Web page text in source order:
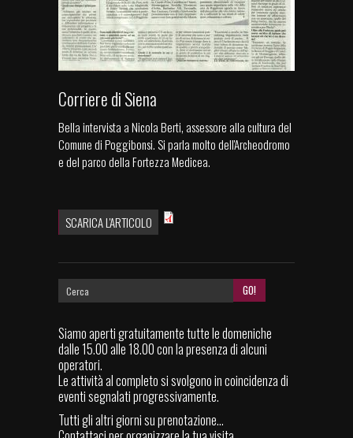
Corriere di Siena
Bella intervista a Nicola Berti, assessore alla cultura del
Comune di Poggibonsi. Si parla molto dell'Archeodromo
e del parco della Fortezza Medicea.
SCARICA L'ARTICOLO
Siamo aperti gratuitamente tutte le domeniche
dalle 15.00 alle 18.00 con la presenza di alcuni
operatori.
Le attività al completo si svolgono in coincidenza di
eventi segnalati progressivamente.
Tutti gli altri giorni su prenotazione...